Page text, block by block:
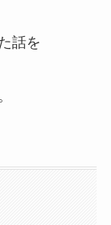
話を